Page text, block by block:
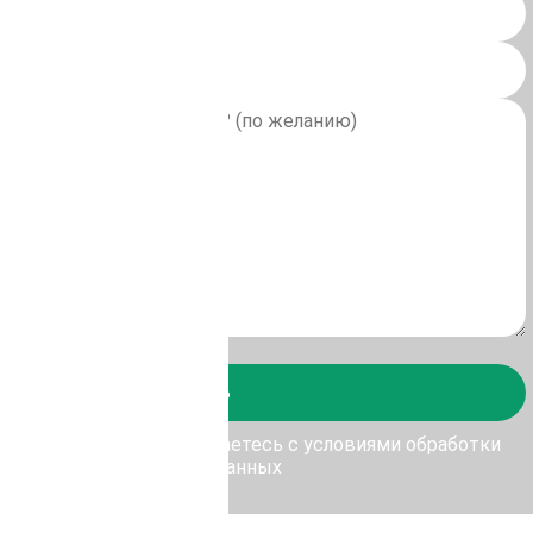
Отправить
Отправить, Вы соглашаетесь с условиями обработки
персональных данных